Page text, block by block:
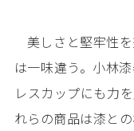
美しさと堅牢性
は一味違う。小林
レスカップにも力
れらの商品は漆と